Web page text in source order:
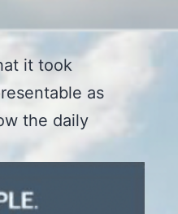
it took
as
the daily